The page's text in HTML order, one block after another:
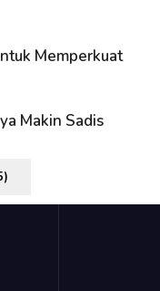
Memperkuat
Makin Sadis